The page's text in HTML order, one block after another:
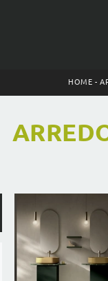
HOME -